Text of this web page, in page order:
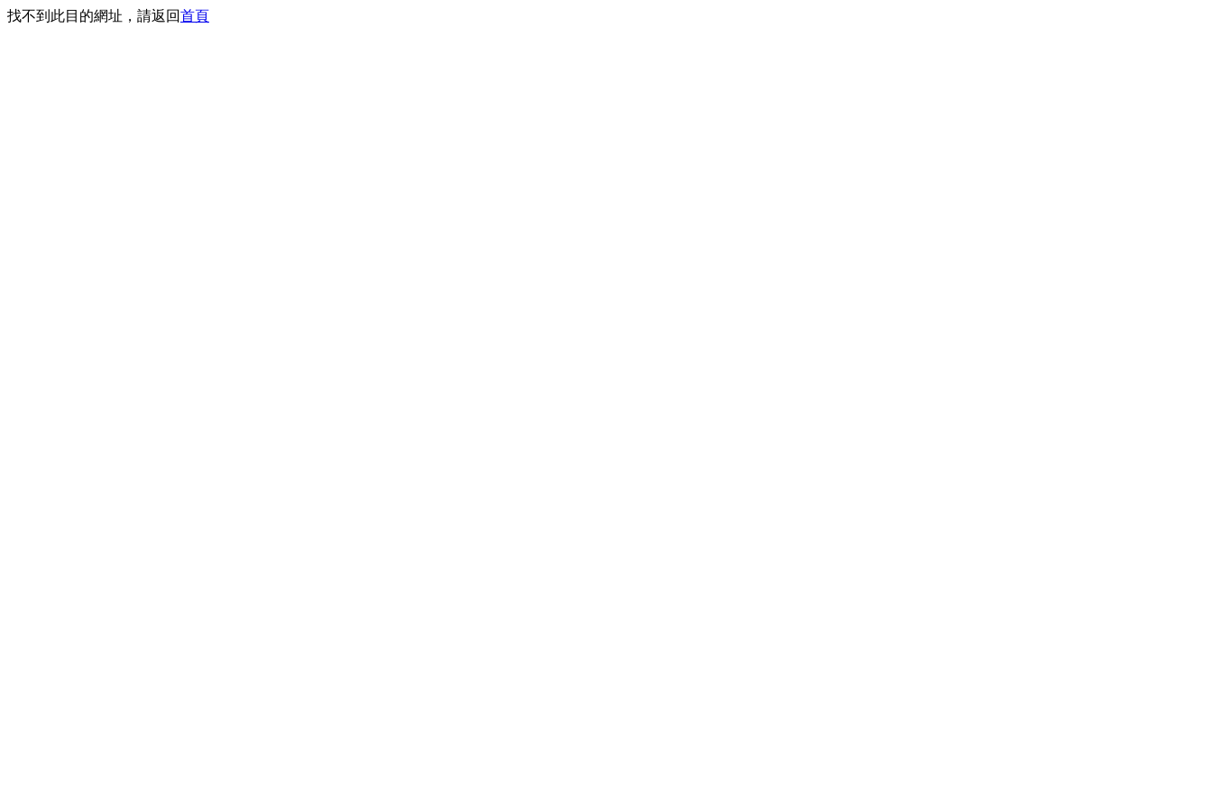
找不到此目的網址，請返回首頁